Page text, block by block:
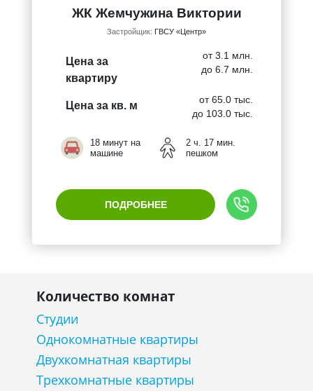
ЖК Жемчужина Виктории
Застройщик: ГВСУ «Центр»
Цена за
квартиру
от 3.1 млн.
до 6.7 млн.
Цена за кв. м
от 65.0 тыс.
до 103.0 тыс.
18 минут на
машине
2 ч. 17 мин.
пешком
ПОДРОБНЕЕ
Количество комнат
Студии
Однокомнатные квартиры
Двухкомнатная квартиры
Трехкомнатные квартиры